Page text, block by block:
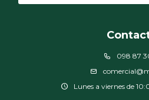
098 87
Lunes a viernes de